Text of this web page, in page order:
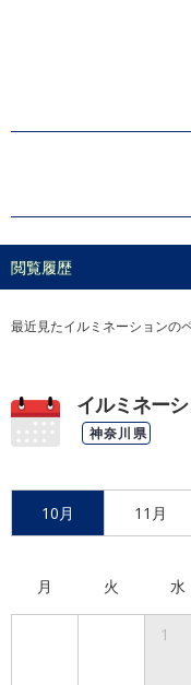
閲覧履歴
最近見たイルミネーションの
イルミネー
神奈川県
10月 11月
月 火 水
1